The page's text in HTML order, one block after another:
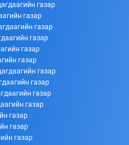
газар
газар
газар
газар
газар
газар
газар
газар
газар
газар
газар
газар
газар